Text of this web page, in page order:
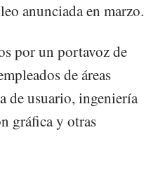
anunciada en marzo.
por un portavoz de
de áreas
de usuario, ingeniería
gráfica y otras